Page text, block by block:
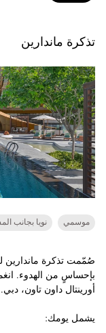
تذكرة ماندارين
موسمي نويا بجانب
صُمّمت تذكرة ماندارين
بإحساسٍ من الهدوء.
أورينتال داون تاون، دبي.
يشمل يومك: